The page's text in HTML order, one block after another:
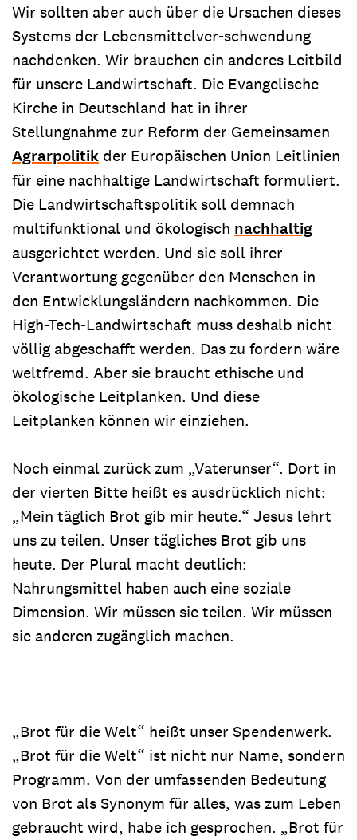
Wir sollten aber auch über die Ursachen dieses
Systems der Lebensmittelver-schwendung
nachdenken. Wir brauchen ein anderes Leitbild
für unsere Landwirtschaft. Die Evangelische
Kirche in Deutschland hat in ihrer
Stellungnahme zur Reform der Gemeinsamen
Agrarpolitik der Europäischen Union Leitlinien
für eine nachhaltige Landwirtschaft formuliert.
Die Landwirtschaftspolitik soll demnach
multifunktional und ökologisch nachhaltig
ausgerichtet werden. Und sie soll ihrer
Verantwortung gegenüber den Menschen in
den Entwicklungsländern nachkommen. Die
High-Tech-Landwirtschaft muss deshalb nicht
völlig abgeschafft werden. Das zu fordern wäre
weltfremd. Aber sie braucht ethische und
ökologische Leitplanken. Und diese
Leitplanken können wir einziehen.
Noch einmal zurück zum „Vaterunser“. Dort in
der vierten Bitte heißt es ausdrücklich nicht:
„Mein täglich Brot gib mir heute.“ Jesus lehrt
uns zu teilen. Unser tägliches Brot gib uns
heute. Der Plural macht deutlich:
Nahrungsmittel haben auch eine soziale
Dimension. Wir müssen sie teilen. Wir müssen
sie anderen zugänglich machen.
„Brot für die Welt“ heißt unser Spendenwerk.
„Brot für die Welt“ ist nicht nur Name, sondern
Programm. Von der umfassenden Bedeutung
von Brot als Synonym für alles, was zum Leben
gebraucht wird, habe ich gesprochen. „Brot für